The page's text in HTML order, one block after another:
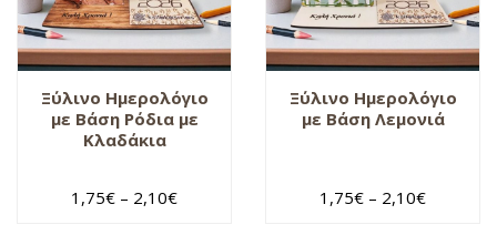
Ξύλινο Ημερολόγιο
με Βάση Ρόδια με
Κλαδάκια
1,75€ – 2,10€
Ξύλινο Ημερολόγιο
με Βάση Λεμονιά
1,75€ – 2,10€